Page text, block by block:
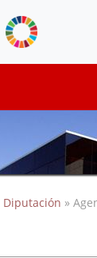
Diputación »